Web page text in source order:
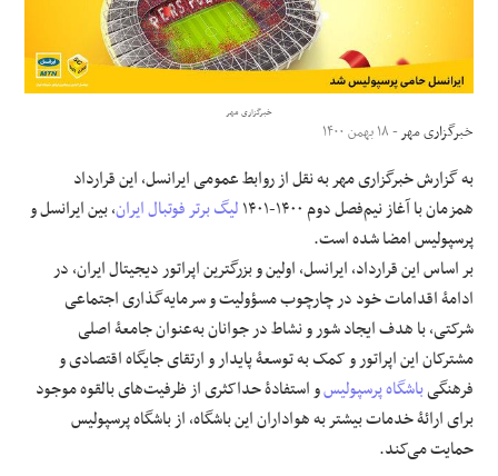
علوم و فن آوری
فرهنگی و هنری
مقالات
خبرگزاری مهر
خبرگزاری مهر- ۱۸ بهمن ۱۴۰۰
به گزارش خبرگزاری مهر به نقل از روابط عمومی ایرانسل، این قرارداد
همزمان با آغاز نیم‌فصل دوم ۱۴۰۰-۱۴۰۱
لیگ برتر فوتبال ایران، بین ایرانسل و
پرسپولیس امضا شده است.
‌بر اساس این قرارداد، ایرانسل، اولین و بزرگترین اپراتور دیجیتال ایران، در
ادامۀ اقدامات خود در چارچوب مسؤولیت و سرمایه‌گذاری اجتماعی
شرکتی، با هدف ایجاد شور و نشاط در جوانان به‌عنوان جامعۀ اصلی
مشترکان این اپراتور و کمک به توسعۀ پایدار و ارتقای جایگاه اقتصادی و
فرهنگیباشگاه پرسپولیسو استفادۀ حداکثری از ظرفیت‌های بالقوه موجود
برای ارائۀ خدمات بیشتر به هواداران این باشگاه، از باشگاه پرسپولیس
حمایت می‌کند.